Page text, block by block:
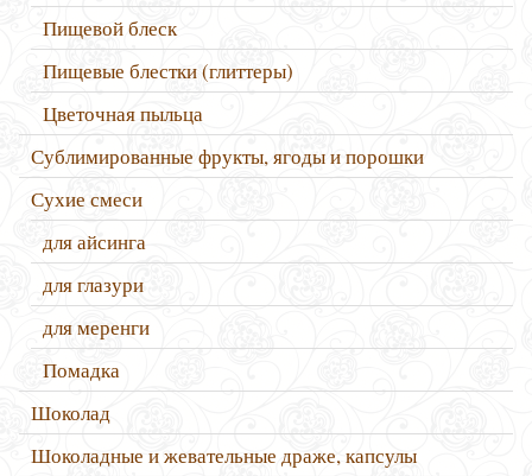
Пищевой блеск
Пищевые блестки (глиттеры)
Цветочная пыльца
Сублимированные фрукты, ягоды и порошки
Сухие смеси
для айсинга
для глазури
для меренги
Помадка
Шоколад
Шоколадные и жевательные драже, капсулы